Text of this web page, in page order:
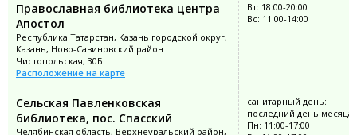
Православная библиотека центра
Апостол
Республика Татарстан, Казань городской округ,
Казань, Ново-Савиновский район
Чистопольская, 30Б
Расположение на карте
Вт: 18:00-20:00
Вс: 11:00-14:00
Cельская Павленковская
библиотека, пос. Спасский
Челябинская область, Верхнеуральский район,
санитарный день:
последний день месяца
Пн: 11:00-17:00